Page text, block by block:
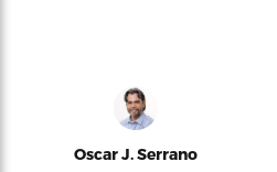
Oscar J. Serrano